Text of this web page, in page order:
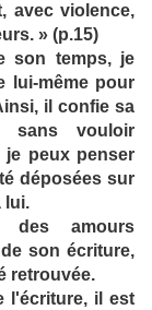
avec violence,
» (p.15)
son temps, je
lui-même pour
il confie sa
sans vouloir
peux penser
déposées sur
lui.
amours
son écriture,
retrouvée.
l'écriture, il est